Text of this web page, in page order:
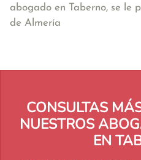
abogado en Taberno, se le
de Almería
CONSULTAS
NUESTROS
EN